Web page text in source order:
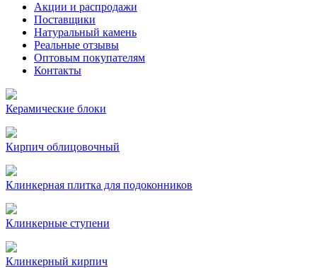
Акции и распродажи
Поставщики
Натуральный камень
Реальные отзывы
Оптовым покупателям
Контакты
Керамические блоки
Кирпич облицовочный
Клинкерная плитка для подоконников
Клинкерные ступени
Клинкерный кирпич